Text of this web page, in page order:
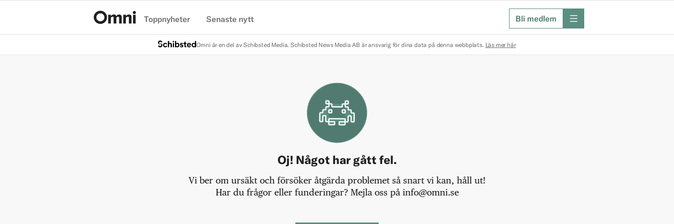
Toppnyheter Senaste nytt Bli medlem meny
Omni är en del av Schibsted Media. Schibsted News Media AB är ansvarig för dina data på denna webbplats. Läs mer här
Oj! Något har gått fel.
Vi ber om ursäkt och försöker åtgärda problemet så snart vi kan, håll ut!
Har du frågor eller funderingar? Mejla oss på info@omni.se